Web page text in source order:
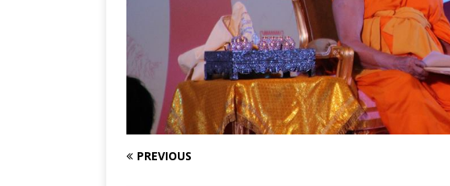
PREVIOUS